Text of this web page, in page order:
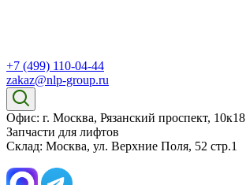
+7 (499) 110-04-44
zakaz@nlp-group.ru
Офис: г. Москва, Рязанский проспект, 10к18
Запчасти для лифтов
Склад: Москва, ул. Верхние Поля, 52 стр.1